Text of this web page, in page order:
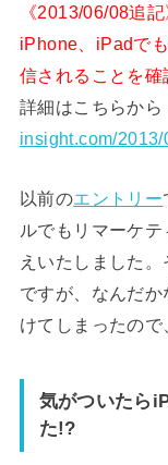
《2013/06/08追記
iPhone、iPadで
信されることを確
詳細はこちらか
insight.com/
以前のエントリー
ルでもリマーケ
えいたしました
ですが、なんだ
けてしまったので
気がついたら
た!?